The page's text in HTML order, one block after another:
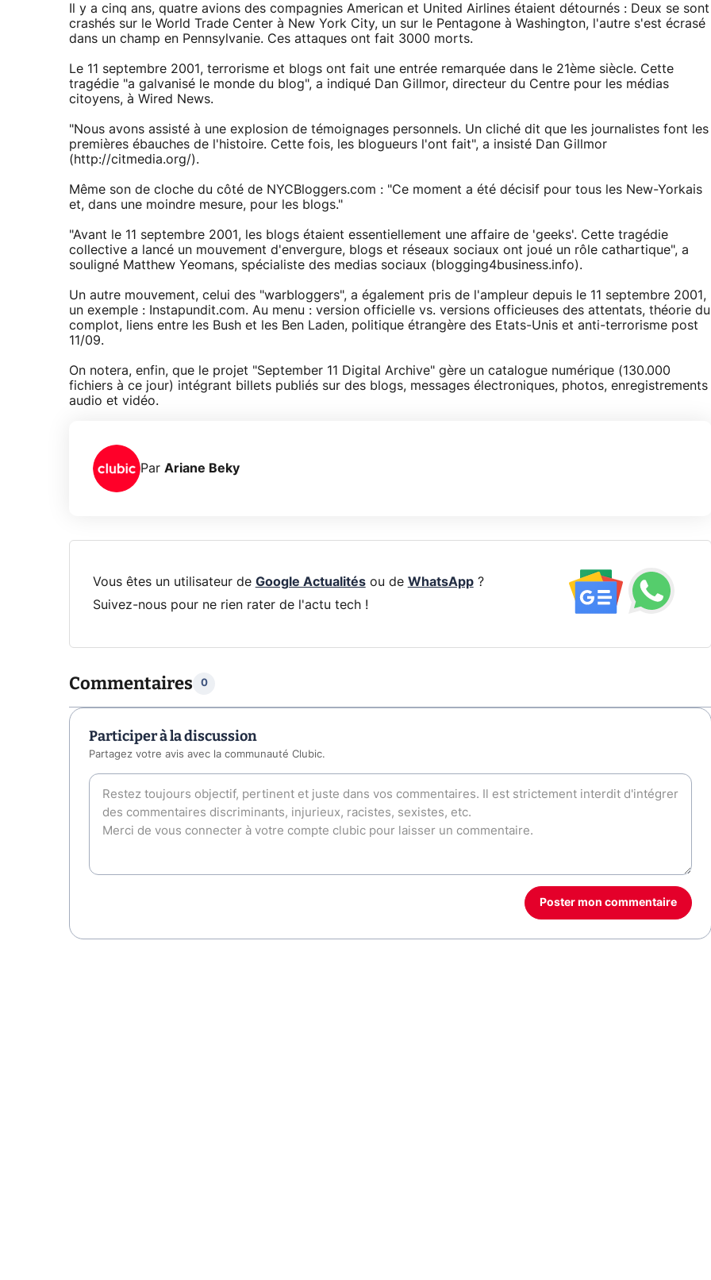
Il y a cinq ans, quatre avions des compagnies American et United Airlines étaient détournés : Deux se sont
crashés sur le World Trade Center à New York City, un sur le Pentagone à Washington, l'autre s'est écrasé
dans un champ en Pennsylvanie. Ces attaques ont fait 3000 morts.
Le 11 septembre 2001, terrorisme et blogs ont fait une entrée remarquée dans le 21ème siècle. Cette
tragédie "a galvanisé le monde du blog", a indiqué Dan Gillmor, directeur du Centre pour les médias
citoyens, à Wired News.
"Nous avons assisté à une explosion de témoignages personnels. Un cliché dit que les journalistes font les
premières ébauches de l'histoire. Cette fois, les blogueurs l'ont fait", a insisté Dan Gillmor
(http://citmedia.org/).
Même son de cloche du côté de NYCBloggers.com : "Ce moment a été décisif pour tous les New-Yorkais
et, dans une moindre mesure, pour les blogs."
"Avant le 11 septembre 2001, les blogs étaient essentiellement une affaire de 'geeks'. Cette tragédie
collective a lancé un mouvement d'envergure, blogs et réseaux sociaux ont joué un rôle cathartique", a
souligné Matthew Yeomans, spécialiste des medias sociaux (blogging4business.info).
Un autre mouvement, celui des "warbloggers", a également pris de l'ampleur depuis le 11 septembre 2001,
un exemple : Instapundit.com. Au menu : version officielle vs. versions officieuses des attentats, théorie du
complot, liens entre les Bush et les Ben Laden, politique étrangère des Etats-Unis et anti-terrorisme post
11/09.
On notera, enfin, que le projet "September 11 Digital Archive" gère un catalogue numérique (130.000
fichiers à ce jour) intégrant billets publiés sur des blogs, messages électroniques, photos, enregistrements
audio et vidéo.
Par Ariane Beky
Vous êtes un utilisateur de Google Actualitésou de WhatsApp?
Suivez-nous pour ne rien rater de l'actu tech !
Commentaires 0
Participer à la discussion
Partagez votre avis avec la communauté Clubic.
Poster mon commentaire